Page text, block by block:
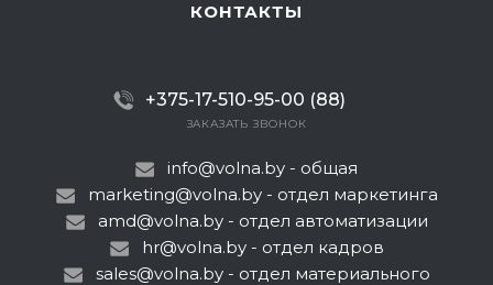
КОНТАКТЫ
+375-17-510-95-00 (88)
ЗАКАЗАТЬ ЗВОНОК
info@volna.by - общая
marketing@volna.by- отдел маркетинга
amd@volna.by- отдел автоматизации
hr@volna.by- отдел кадров
sales@volna.by- отдел материального